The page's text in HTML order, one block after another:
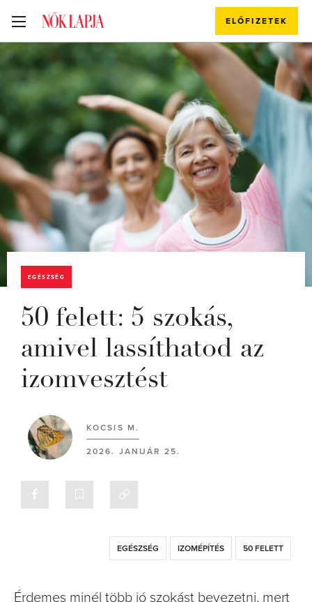
ELŐFIZETEK
EGÉSZSÉG
50 felett: 5 szokás,
amivel lassíthatod az
izomvesztést
KOCSIS M.
2026. JANUÁR 25.
EGÉSZSÉG IZOMÉPÍTÉS 50 FELETT
Érdemes minél több jó szokást bevezetni, mert